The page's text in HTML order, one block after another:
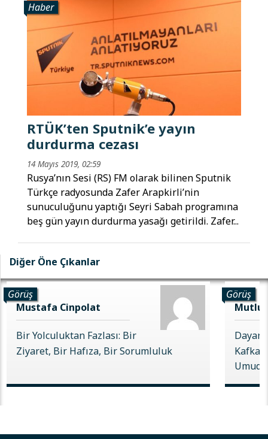
Haber
RTÜK’ten Sputnik’e yayın
durdurma cezası
14 Mayıs 2019, 02:59
Rusya’nın Sesi (RS) FM olarak bilinen Sputnik
Türkçe radyosunda Zafer Arapkirli’nin
sunuculuğunu yaptığı Seyri Sabah programına
beş gün yayın durdurma yasağı getirildi. Zafer...
Diğer Öne Çıkanlar
Görüş
Mustafa Cinpolat
Bir Yolculuktan Fazlası: Bir
Ziyaret, Bir Hafıza, Bir Sorumluluk
Görüş
Mutlu
Kafkas
Umudu